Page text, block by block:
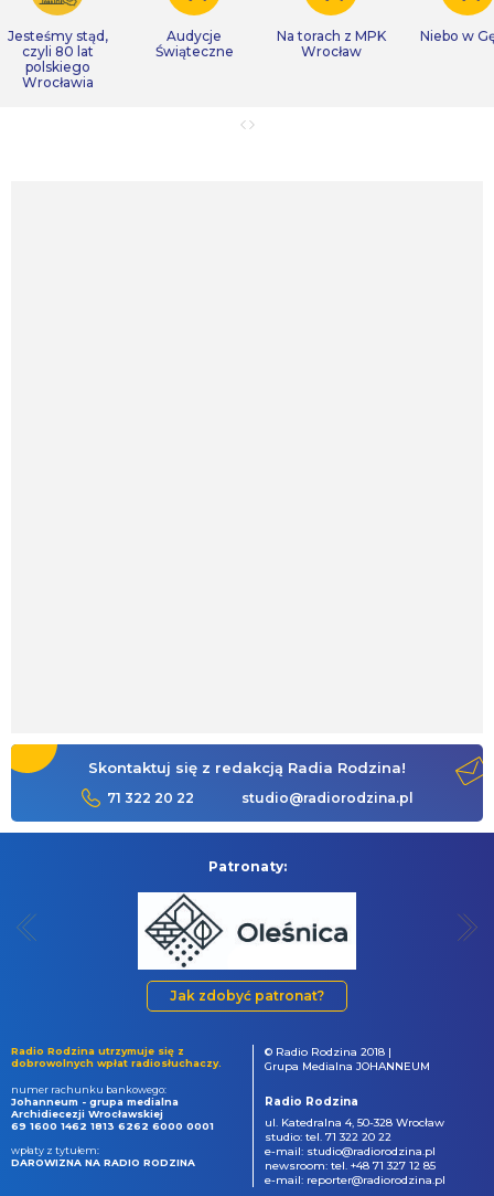
Jesteśmy stąd,
czyli 80 lat
polskiego
Wrocławia
Audycje
Świąteczne
Na torach z MPK
Wrocław
Niebo w
Skontaktuj się z redakcją Radia Rodzina!
71 322 20 22 studio@radiorodzina.pl
Patronaty:
Jak zdobyć patronat?
Radio Rodzina utrzymuje się z
dobrowolnych wpłat radiosłuchaczy.
numer rachunku bankowego:
Johanneum - grupa medialna
Archidiecezji Wrocławskiej
69 1600 1462 1813 6262 6000 0001
wpłaty z tytułem:
DAROWIZNA NA RADIO RODZINA
© Radio Rodzina 2018 |
Grupa Medialna JOHANNEUM
Radio Rodzina
ul. Katedralna 4, 50-328 Wrocław
studio: tel. 71 322 20 22
e-mail: studio@radiorodzina.pl
newsroom: tel. +48 71 327 12 85
e-mail: reporter@radiorodzina.pl